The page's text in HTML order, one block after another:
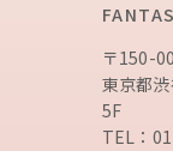
〒150-
東京都
5F
TEL：